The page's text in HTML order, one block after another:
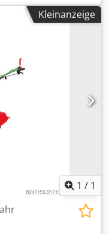
–
Z/ZP – Bühne Typ B
GEDA
~50 m –
– Stahlmasten mit
auf
– mögliches
Erstbesitz – guter
Standort Karlsruhe /
Absprache möglich
Kleinanzeige
1 / 1